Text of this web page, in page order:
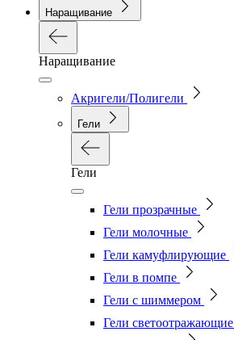
Наращивание
Наращивание
Акригели/Полигели
Гели
Гели
Гели прозрачные
Гели молочные
Гели камуфлирующие
Гели в помпе
Гели с шиммером
Гели светоотражающие